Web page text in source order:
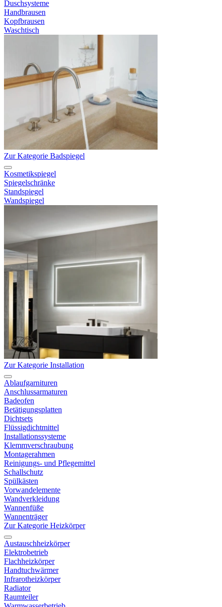
Duschsysteme
Handbrausen
Kopfbrausen
Waschtisch
Zur Kategorie Badspiegel
Kosmetikspiegel
Spiegelschränke
Standspiegel
Wandspiegel
Zur Kategorie Installation
Ablaufgarnituren
Anschlussarmaturen
Badeofen
Betätigungsplatten
Dichtsets
Flüssigdichtmittel
Installationssysteme
Klemmverschraubung
Montagerahmen
Reinigungs- und Pflegemittel
Schallschutz
Spülkästen
Vorwandelemente
Wandverkleidung
Wannenfüße
Wannenträger
Zur Kategorie Heizkörper
Austauschheizkörper
Elektrobetrieb
Flachheizkörper
Handtuchwärmer
Infrarotheizkörper
Radiator
Raumteiler